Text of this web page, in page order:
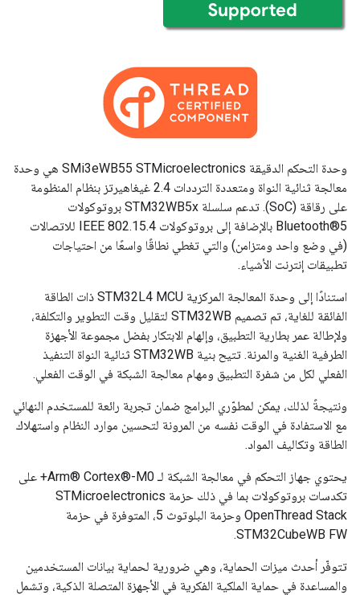
وحدة التحكم الدقيقة SMi3eWB55 STMicroelectronics هي وحدة
معالجة ثنائية النواة ومتعددة الترددات 2.4 غيغاهيرتز بنظام المنظومة
على رقاقة (SoC). تدعم سلسلة STM32WB5x بروتوكولات
Bluetooth®5 بالإضافة إلى بروتوكولات IEEE 802.15.4 للاتصالات
(في وضع واحد ومتزامن) والتي تغطي نطاقًا واسعًا من احتياجات
تطبيقات إنترنت الأشياء.
استنادًا إلى وحدة المعالجة المركزية STM32L4 MCU ذات الطاقة
الفائقة للغاية، تم تصميم STM32WB لتقليل وقت التطوير والتكلفة،
ولإطالة عمر بطارية التطبيق، وإلهام الابتكار بفضل مجموعة الأجهزة
الطرفية الغنية والمرنة. تتيح بنية STM32WB ثنائية النواة التنفيذ
الفعلي لكل من شفرة التطبيق ومهام معالجة الشبكة في الوقت الفعلي.
ونتيجةً لذلك، يمكن لمطوّري البرامج ضمان تجربة رائعة للمستخدم النهائي
مع الاستفادة في الوقت نفسه من المرونة لتحسين موارد النظام واستهلاك
الطاقة وتكاليف المواد.
يحتوي جهاز التحكم في معالجة الشبكة لـ Arm® Cortex®-M0+ على
تكدسات بروتوكولات بما في ذلك حزمة STMicroelectronics
OpenThread Stack وحزمة البلوتوث 5، المتوفرة في حزمة
STM32CubeWB FW.
تتوفّر أحدث ميزات الحماية، وهي ضرورية لحماية بيانات المستخدمين
والمساعدة في حماية الملكية الفكرية في الأجهزة المتصلة الذكية، وتشمل